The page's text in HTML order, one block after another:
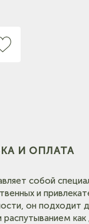
И ОПЛАТА
собой
и
он подходит